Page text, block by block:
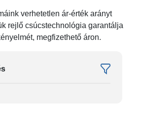
verhetetlen ár-érték arányt
rejlő csúcstechnológia garantálja
megfizethető áron.